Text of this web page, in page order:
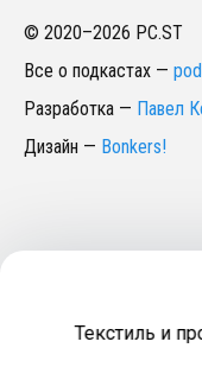
© 2020–2026 PC.ST
Все о подкастах —
Разработка — Павел
Дизайн — Bonkers!
Текстиль и